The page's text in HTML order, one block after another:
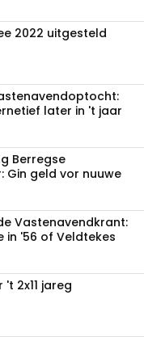
2022 uitgesteld
later in 't jaar
Berregse
Gin geld vor nuuwe
Vastenavend­krant:
in '56 of Veldtekes
2x11 jareg